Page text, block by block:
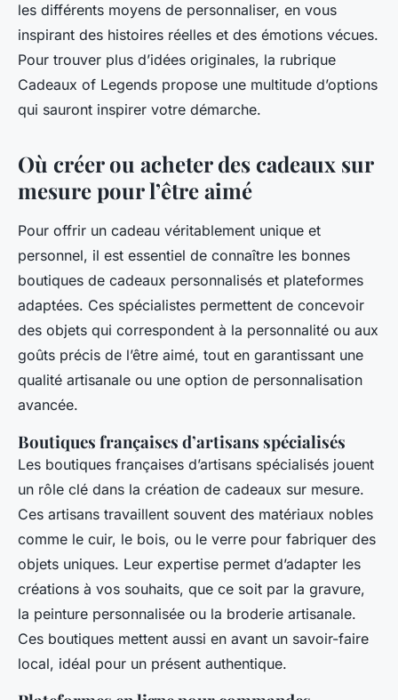
les différents moyens de personnaliser, en vous
inspirant des histoires réelles et des émotions vécues.
Pour trouver plus d’idées originales, la rubrique
Cadeaux of Legends propose une multitude d’options
qui sauront inspirer votre démarche.
Où créer ou acheter des cadeaux sur
mesure pour l’être aimé
Pour offrir un cadeau véritablement unique et
personnel, il est essentiel de connaître les bonnes
boutiques de cadeaux personnalisés et plateformes
adaptées. Ces spécialistes permettent de concevoir
des objets qui correspondent à la personnalité ou aux
goûts précis de l’être aimé, tout en garantissant une
qualité artisanale ou une option de personnalisation
avancée.
Boutiques françaises d’artisans spécialisés
Les boutiques françaises d’artisans spécialisés jouent
un rôle clé dans la création de cadeaux sur mesure.
Ces artisans travaillent souvent des matériaux nobles
comme le cuir, le bois, ou le verre pour fabriquer des
objets uniques. Leur expertise permet d’adapter les
créations à vos souhaits, que ce soit par la gravure,
la peinture personnalisée ou la broderie artisanale.
Ces boutiques mettent aussi en avant un savoir-faire
local, idéal pour un présent authentique.